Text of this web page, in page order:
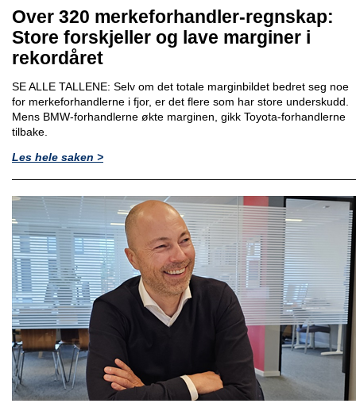
Over 320 merkeforhandler-regnskap:
Store forskjeller og lave marginer i
rekordåret
SE ALLE TALLENE: Selv om det totale marginbildet bedret seg noe
for merkeforhandlerne i fjor, er det flere som har store underskudd.
Mens BMW-forhandlerne økte marginen, gikk Toyota-forhandlerne
tilbake.
Les hele saken >